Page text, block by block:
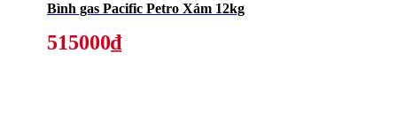
Bình gas Pacific Petro Xám 12kg
515000₫